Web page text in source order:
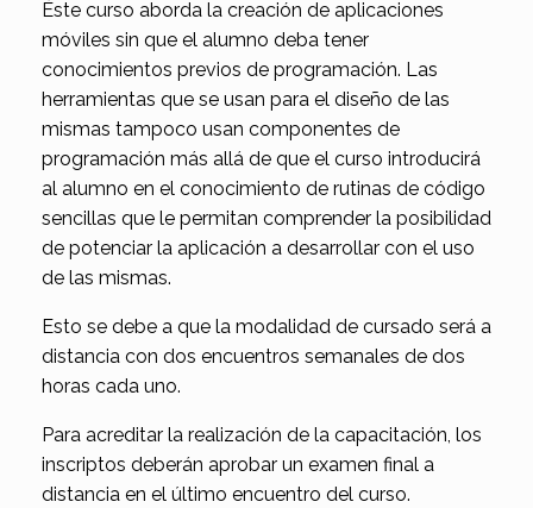
Éste curso aborda la creación de aplicaciones
móviles sin que el alumno deba tener
conocimientos previos de programación. Las
herramientas que se usan para el diseño de las
mismas tampoco usan componentes de
programación más allá de que el curso introducirá
al alumno en el conocimiento de rutinas de código
sencillas que le permitan comprender la posibilidad
de potenciar la aplicación a desarrollar con el uso
de las mismas.
Esto se debe a que la modalidad de cursado será a
distancia con dos encuentros semanales de dos
horas cada uno.
Para acreditar la realización de la capacitación, los
inscriptos deberán aprobar un examen final a
distancia en el último encuentro del curso.